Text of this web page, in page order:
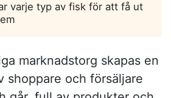
varje typ av fisk för att få ut
marknadstorg skapas en
shoppare och försäljare